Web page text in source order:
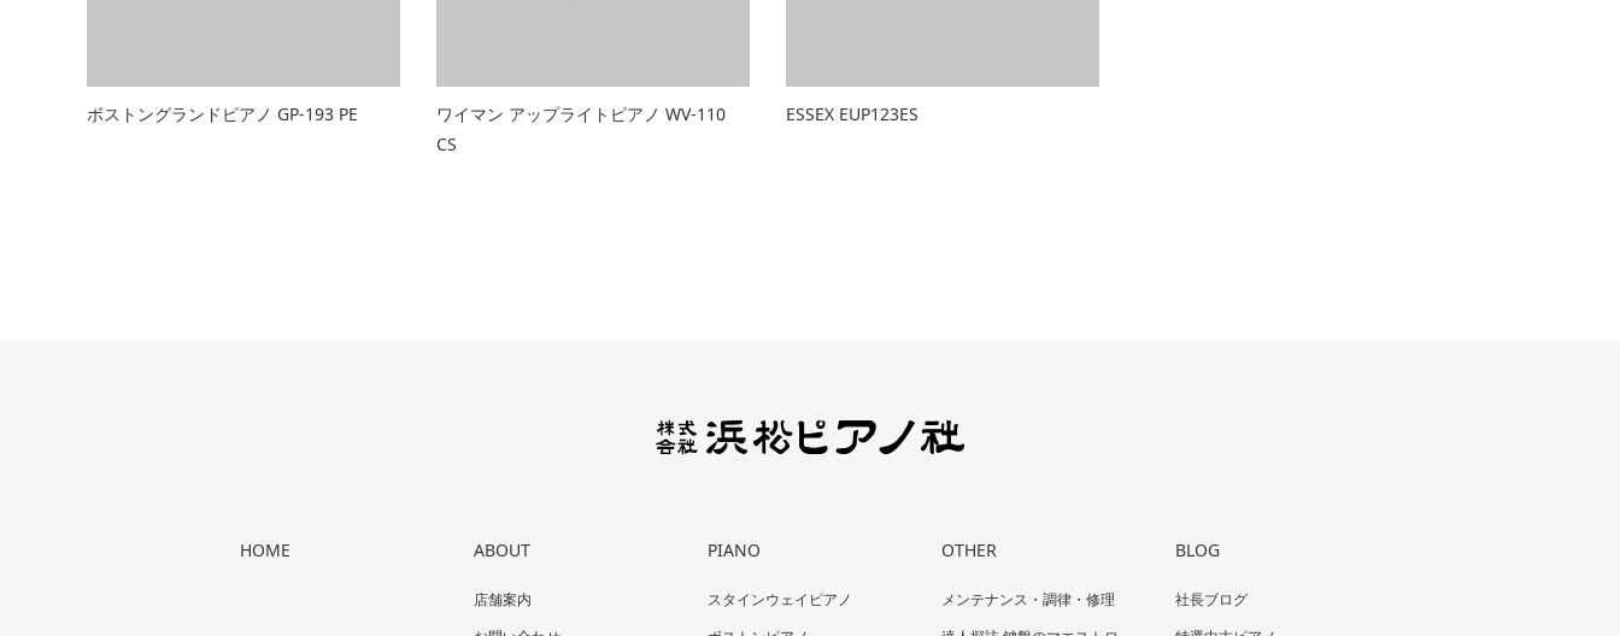
ボストングランドピアノ GP-193 PE
ワイマン アップライトピアノ WV-110
CS
ESSEX EUP123ES
HOME ABOUT
店舗案内
PIANO
スタインウェイピアノ
OTHER
メンテナンス・調律・修理
BLOG
社長ブログ